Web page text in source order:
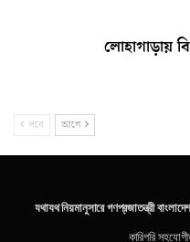
লোহাগাড়ায়
পরে আগে
যথাযথ নিয়মানুসারে গণপ্রজাতন্ত্রী
কারিগরি